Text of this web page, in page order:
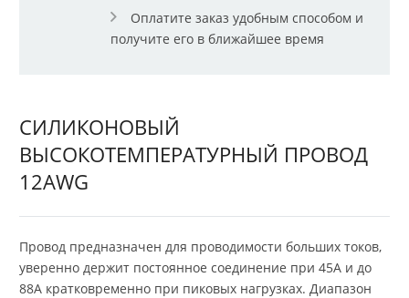
Оплатите заказ удобным способом и
получите его в ближайшее время
СИЛИКОНОВЫЙ
ВЫСОКОТЕМПЕРАТУРНЫЙ ПРОВОД
12AWG
Провод предназначен для проводимости больших токов,
уверенно держит постоянное соединение при 45А и до
88А кратковременно при пиковых нагрузках. Диапазон